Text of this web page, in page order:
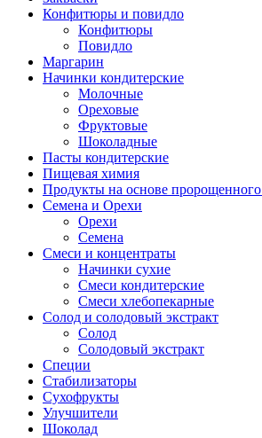
Конфитюры и повидло
Конфитюры
Повидло
Маргарин
Начинки кондитерские
Молочные
Ореховые
Фруктовые
Шоколадные
Пасты кондитерские
Пищевая химия
Продукты на основе пророщенного
Семена и Орехи
Орехи
Семена
Смеси и концентраты
Начинки сухие
Смеси кондитерские
Смеси хлебопекарные
Солод и солодовый экстракт
Солод
Солодовый экстракт
Специи
Стабилизаторы
Сухофрукты
Улучшители
Шоколад